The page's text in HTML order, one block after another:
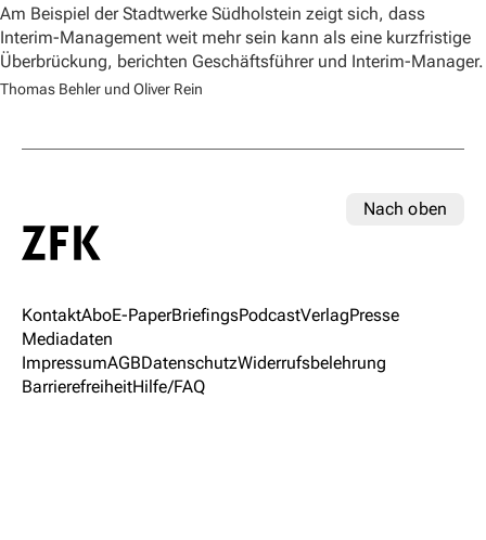
Am Beispiel der Stadtwerke Südholstein zeigt sich, dass
Interim-Management weit mehr sein kann als eine kurzfristige
Überbrückung, berichten Geschäftsführer und Interim-Manager.
Thomas Behler und Oliver Rein
Nach oben
KontaktAboE-PaperBriefingsPodcastVerlagPresse
Mediadaten
ImpressumAGBDatenschutzWiderrufsbelehrung
BarrierefreiheitHilfe/FAQ